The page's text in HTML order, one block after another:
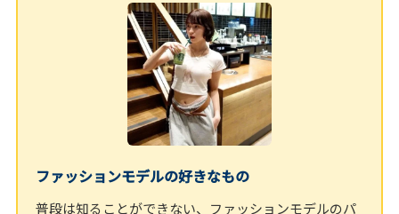
ファッションモデルの好きなもの
普段は知ることができない、ファッションモデルのパ